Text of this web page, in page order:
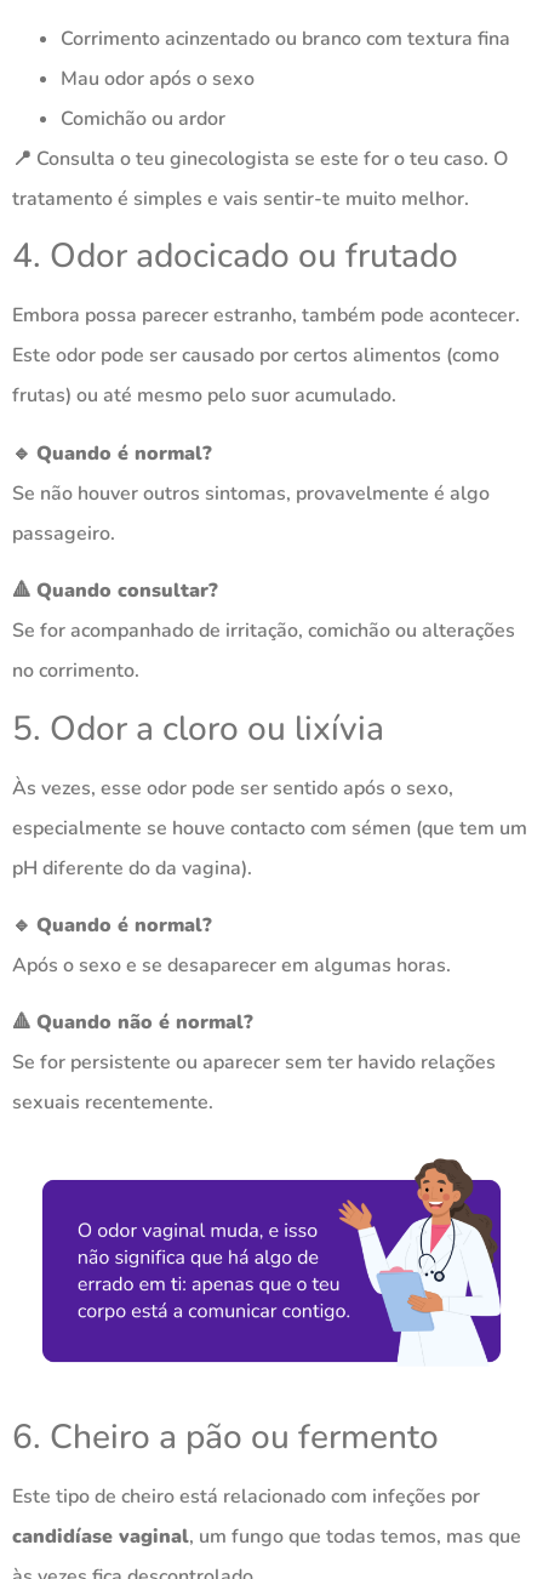
Corrimento acinzentado ou branco com textura fina
Mau odor após o sexo
Comichão ou ardor
📍 Consulta o teu ginecologista se este for o teu caso. O
tratamento é simples e vais sentir-te muito melhor.
4. Odor adocicado ou frutado
Embora possa parecer estranho, também pode acontecer.
Este odor pode ser causado por certos alimentos (como
frutas) ou até mesmo pelo suor acumulado.
🔹 Quando é normal?
Se não houver outros sintomas, provavelmente é algo
passageiro.
🔺 Quando consultar?
Se for acompanhado de irritação, comichão ou alterações
no corrimento.
5. Odor a cloro ou lixívia
Às vezes, esse odor pode ser sentido após o sexo,
especialmente se houve contacto com sémen (que tem um
pH diferente do da vagina).
🔹 Quando é normal?
Após o sexo e se desaparecer em algumas horas.
🔺 Quando não é normal?
Se for persistente ou aparecer sem ter havido relações
sexuais recentemente.
6. Cheiro a pão ou fermento
Este tipo de cheiro está relacionado com infeções por
candidíase vaginal, um fungo que todas temos, mas que